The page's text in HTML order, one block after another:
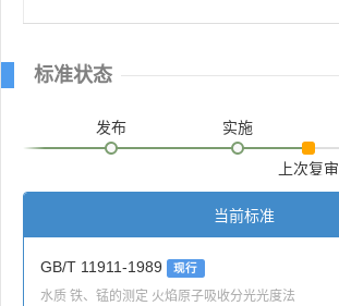
标准状态
发布 实施
上次复审
当前标准
GB/T 11911-1989 现行
水质 铁、锰的测定 火焰原子吸收分光光度法